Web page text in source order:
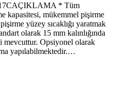
* Tüm
kapasitesi, mükemmel pişirme
yüzey sıcaklığı yaratmak
olarak 15 mm kalınlığında
mevcuttur. Opsiyonel olarak
yapılabilmektedir.…